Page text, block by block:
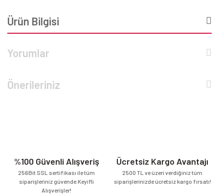
Ürün Bilgisi
Yorumlar
Önerileriniz
%100 Güvenli Alışveriş
256Bit SSL sertifikası ile tüm
siparişleriniz güvende.Keyifli
Alışverişler!
Ücretsiz Kargo Avantajı
2500 TL ve üzeri verdiğiniz tüm
siparişlerinizde ücretsiz kargo fırsatı!